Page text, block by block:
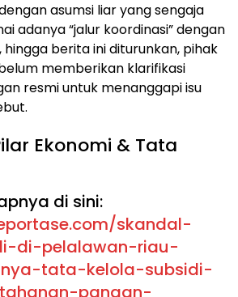
asumsi liar yang sengaja
adanya “jalur koordinasi” dengan
berita ini diturunkan, pihak
memberikan klarifikasi
resmi untuk menanggapi isu
Ekonomi & Tata
di sini:
skandal-
di-pelalawan-riau-
tata-kelola-subsidi-
pangan-